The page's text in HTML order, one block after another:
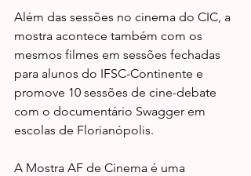
Além das sessões no cinema do CIC, a
mostra acontece também com os
mesmos filmes em sessões fechadas
para alunos do IFSC-Continente e
promove 10 sessões de cine-debate
com o documentário Swagger em
escolas de Florianópolis.
A Mostra AF de Cinema é uma